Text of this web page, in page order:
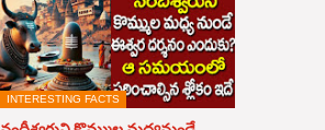
INTERESTING FACTS